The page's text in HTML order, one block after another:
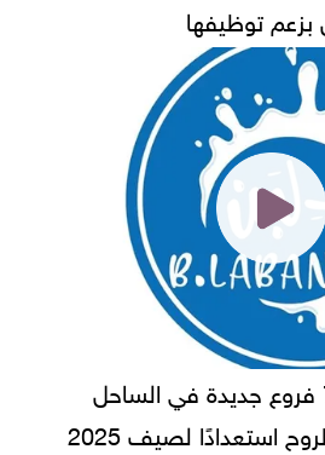
بزعم توظيفها
"بلبن" تعلن افتتاح 7 فروع جديدة في الساحل
استعدادًا لصيف 2025